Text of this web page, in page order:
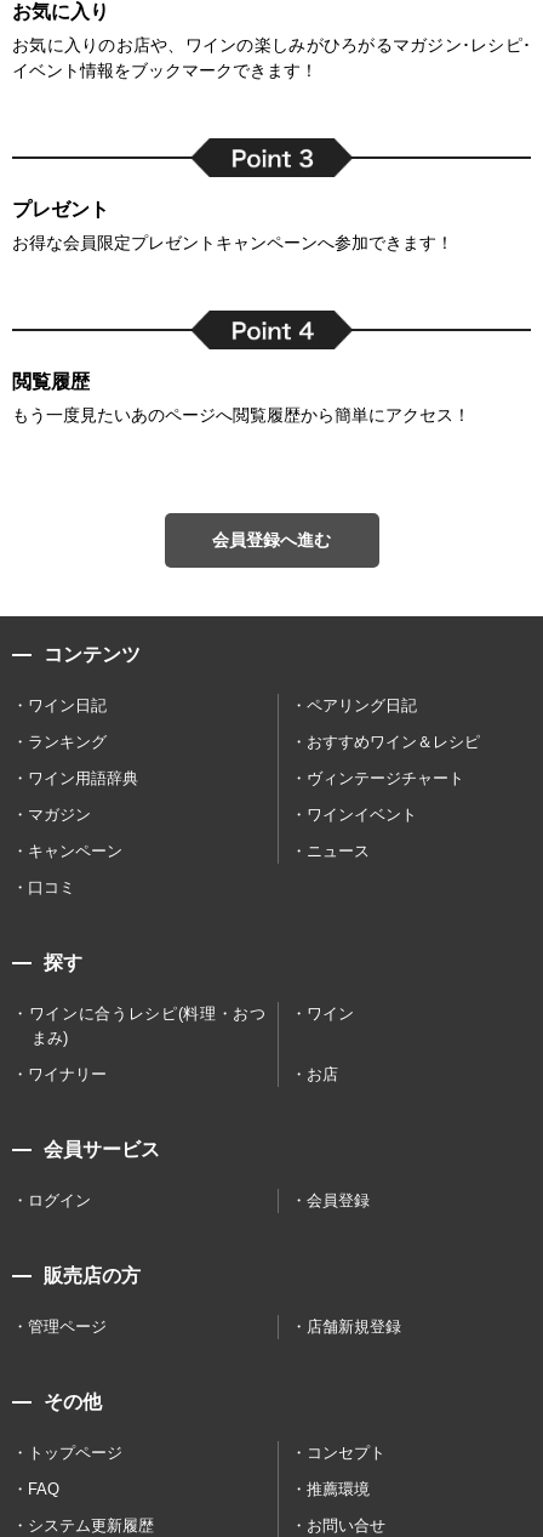
お気に入り
お気に入りのお店や、ワインの楽しみがひろがるマガジン･レシピ･
イベント情報をブックマークできます！
プレゼント
お得な会員限定プレゼントキャンペーンへ参加できます！
閲覧履歴
もう一度見たいあのページへ閲覧履歴から簡単にアクセス！
会員登録へ進む
コンテンツ
ワイン日記
ペアリング日記
ランキング
おすすめワイン＆レシピ
ワイン用語辞典
ヴィンテージチャート
マガジン
ワインイベント
キャンペーン
ニュース
口コミ
探す
ワインに合うレシピ(料理・おつ
まみ)
ワイン
ワイナリー お店
会員サービス
ログイン 会員登録
販売店の方
管理ページ 店舗新規登録
その他
トップページ
コンセプト
FAQ
推薦環境
システム更新履歴
お問い合せ